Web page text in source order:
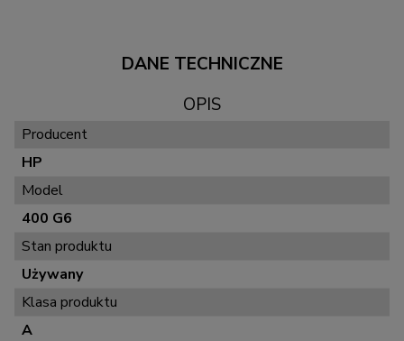
DANE TECHNICZNE
OPIS
Producent
HP
Model
400 G6
Stan produktu
Używany
Klasa produktu
A